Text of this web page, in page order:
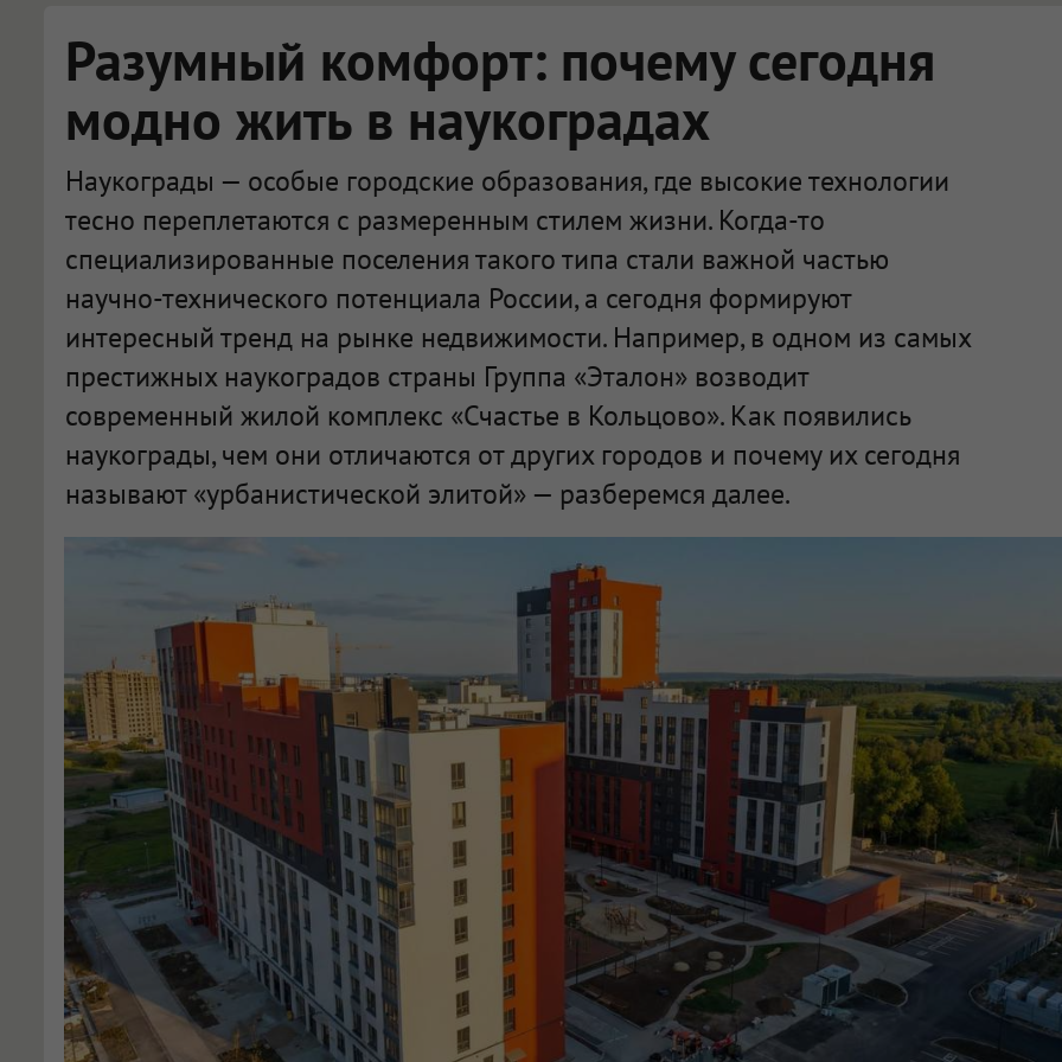
Разумный комфорт: почему сегодня
модно жить в наукоградах
Наукограды — особые городские образования, где высокие технологии
тесно переплетаются с размеренным стилем жизни. Когда-то
специализированные поселения такого типа стали важной частью
научно-технического потенциала России, а сегодня формируют
интересный тренд на рынке недвижимости. Например, в одном из самых
престижных наукоградов страны Группа «Эталон» возводит
современный жилой комплекс «Счастье в Кольцово». Как появились
наукограды, чем они отличаются от других городов и почему их сегодня
называют «урбанистической элитой» — разберемся далее.